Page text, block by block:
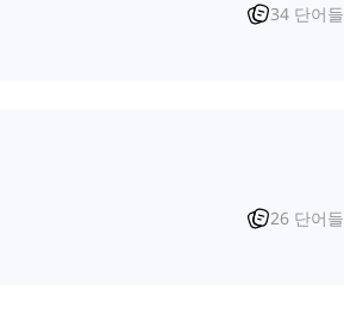
34 단어들
26 단어들